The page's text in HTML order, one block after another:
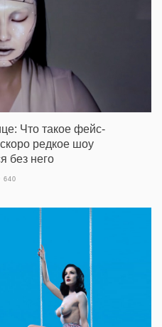
Что такое фейс-
редкое шоу
без него
640